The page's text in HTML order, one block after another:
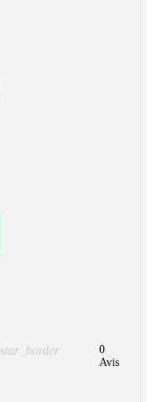
star_border
0
Avis